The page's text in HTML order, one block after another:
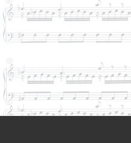
Salta
al
contenuto